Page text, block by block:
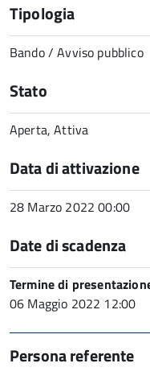
Tipologia
Bando / Avviso pubblico
Stato
Aperta, Attiva
Data di attivazione
28 Marzo 2022 00:00
Date di scadenza
Termine di
06 Maggio 2022 12:00
Persona referente